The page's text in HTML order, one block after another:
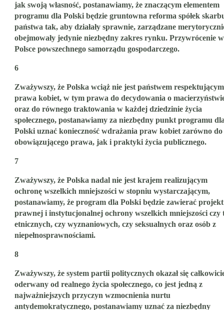
jak swoją własność, postanawiamy, że znaczącym elementem
programu dla Polski będzie gruntowna reforma spółek
państwa tak, aby działały sprawnie, zarządzane
obejmowały jedynie niezbędny zakres rynku. Przywrócenie w
Polsce powszechnego samorządu gospodarczego.
6
Zważywszy, że Polska wciąż nie jest państwem respektującym
prawa kobiet, w tym prawa do decydowania o
oraz do równego traktowania w każdej dziedzinie życia
społecznego, postanawiamy za niezbędny punkt programu
Polski uznać konieczność wdrażania praw kobiet zarówno do
obowiązującego prawa, jak i praktyki życia publicznego.
7
Zważywszy, że Polska nadal nie jest krajem realizującym
ochronę wszelkich mniejszości w stopniu wystarczającym,
postanawiamy, że program dla Polski będzie zawierać projekt
prawnej i instytucjonalnej ochrony wszelkich mniejszości czy
etnicznych, czy wyznaniowych, czy seksualnych oraz osób z
niepełnosprawnościami.
8
Zważywszy, że system partii politycznych okazał się
oderwany od realnego życia społecznego, co jest jedną z
najważniejszych przyczyn wzmocnienia nurtu
antydemokratycznego, postanawiamy uznać za niezbędny